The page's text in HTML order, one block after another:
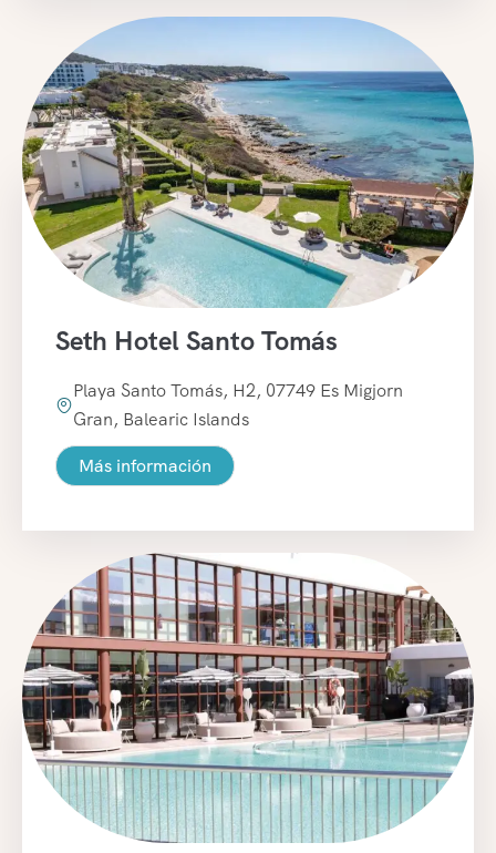
Seth Hotel Santo Tomás
Playa Santo Tomás, H2, 07749 Es Migjorn
Gran, Balearic Islands
Más información